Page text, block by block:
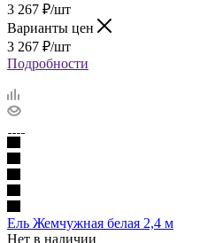
3 267 ₽/шт
Варианты цен
3 267 ₽/шт
Подробности
Ель Жемчужная белая 2,4 м
Нет в наличии